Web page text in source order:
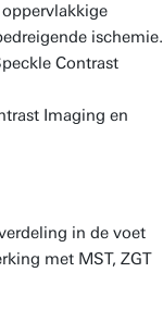
ischemie.
Contrast
Imaging en
in de voet
met MST, ZGT